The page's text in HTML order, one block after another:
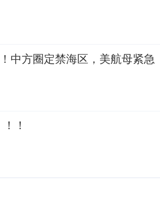
中方圈定禁海区，美航母紧急
！